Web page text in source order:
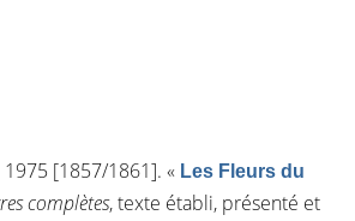
1975 [1857/1861]. « Les Fleurs du
complètes, texte établi, présenté et